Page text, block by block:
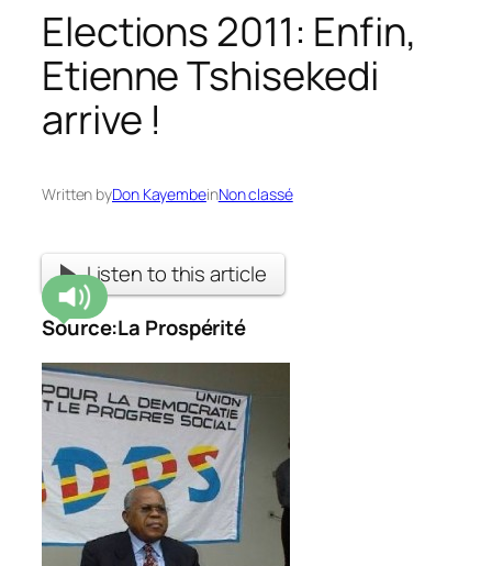
Elections 2011: Enfin,
Etienne Tshisekedi
arrive !
Written byDon KayembeinNon classé
Listen to this article
Source:La Prospérité